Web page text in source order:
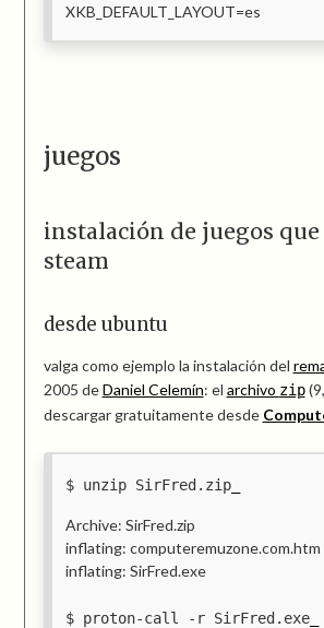
XKB_DEFAULT_LAYOUT=es
juegos
instalación de juegos que
steam
desde ubuntu
valga como ejemplo la instalación del
2005 deDaniel Celemín: el archivo zip
descargar gratuitamente desde
unzip SirFred.zip
Archive: SirFred.zip
inflating: computeremuzone.com.htm
inflating: SirFred.exe
proton-call -r SirFred.exe